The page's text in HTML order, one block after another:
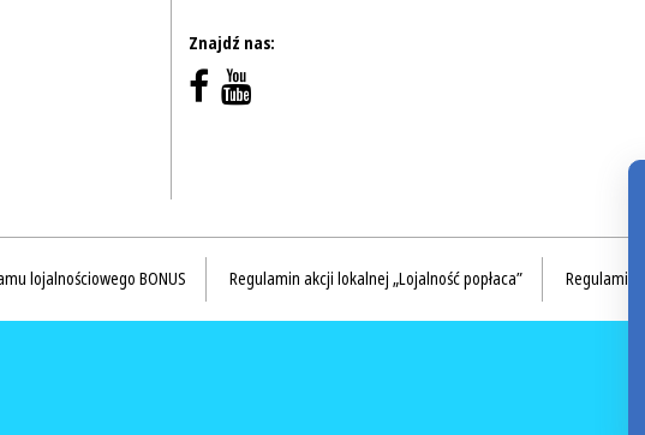
Znajdź nas:
lojalnościowego BONUS Regulamin akcji lokalnej „Lojalność popłaca” Regulamin